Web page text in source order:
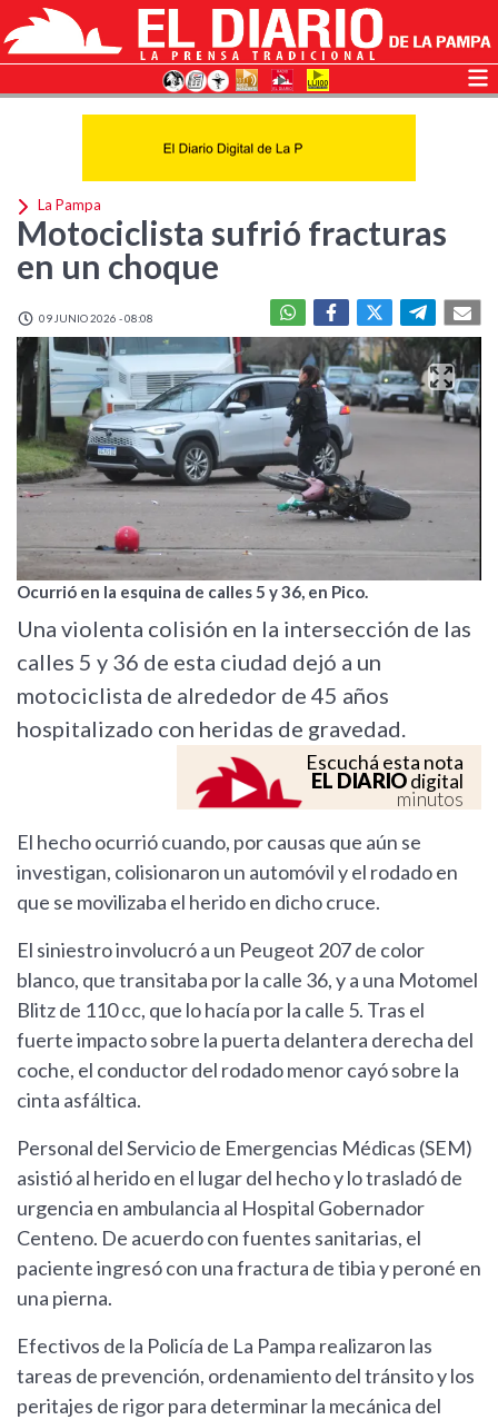
La Pampa
Motociclista sufrió fracturas
en un choque
09 JUNIO 2026 - 08:08
Ocurrió en la esquina de calles 5 y 36, en Pico.
Una violenta colisión en la intersección de las
calles 5 y 36 de esta ciudad dejó a un
motociclista de alrededor de 45 años
hospitalizado con heridas de gravedad.
Escuchá esta nota
EL DIARIOdigital
minutos
El hecho ocurrió cuando, por causas que aún se
investigan, colisionaron un automóvil y el rodado en
que se movilizaba el herido en dicho cruce.
El siniestro involucró a un Peugeot 207 de color
blanco, que transitaba por la calle 36, y a una Motomel
Blitz de 110 cc, que lo hacía por la calle 5. Tras el
fuerte impacto sobre la puerta delantera derecha del
coche, el conductor del rodado menor cayó sobre la
cinta asfáltica.
Personal del Servicio de Emergencias Médicas (SEM)
asistió al herido en el lugar del hecho y lo trasladó de
urgencia en ambulancia al Hospital Gobernador
Centeno. De acuerdo con fuentes sanitarias, el
paciente ingresó con una fractura de tibia y peroné en
una pierna.
Efectivos de la Policía de La Pampa realizaron las
tareas de prevención, ordenamiento del tránsito y los
peritajes de rigor para determinar la mecánica del